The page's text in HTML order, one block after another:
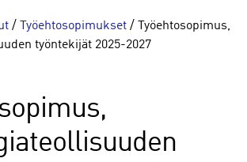
/ Työehtosopimukset / Työehtosopimus,
työntekijät 2025-2027